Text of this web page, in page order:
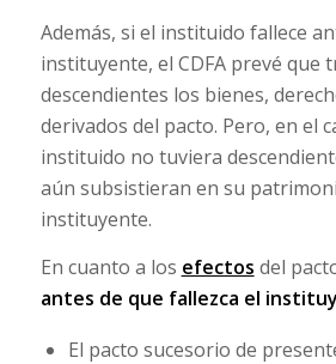
Además, si el instituido fallece
instituyente, el CDFA prevé que
descendientes los bienes,
derivados del pacto. Pero, en el
instituido no tuviera
aún subsistieran en su
instituyente.
En cuanto a los efectos del
antes de que fallezca el
El pacto sucesorio de